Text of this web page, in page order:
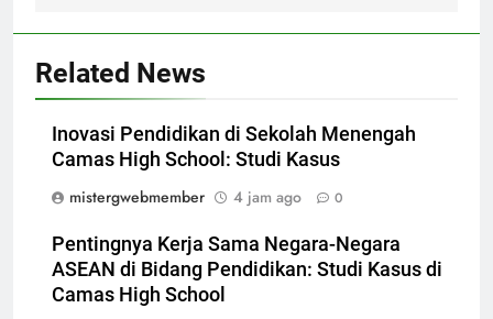
Related News
Inovasi Pendidikan di Sekolah Menengah
Camas High School: Studi Kasus
mistergwebmember
4 jam ago 0
Pentingnya Kerja Sama Negara-Negara
ASEAN di Bidang Pendidikan: Studi Kasus di
Camas High School